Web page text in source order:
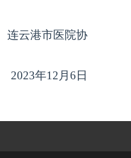
连云港市医院协
2023年12 月 6 日